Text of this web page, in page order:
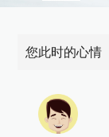
您此时的心情